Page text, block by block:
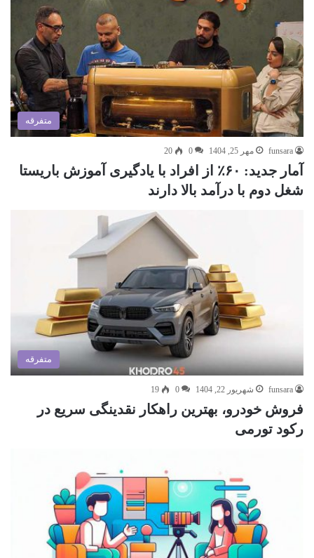
متفرقه
funsara مهر 25, 1404 0
20
آمار جدید: ۶۰٪ از افراد با یادگیری آموزش باریستا
شغل دوم با درآمد بالا دارند
متفرقه
funsara شهریور 22, 1404 0
19
فروش خودرو، بهترین راهکار نقدینگی سریع در
رکود تورمی